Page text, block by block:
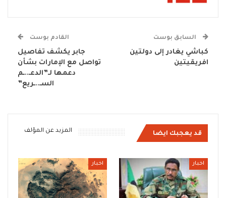
السابق بوست
كباشي يغادر إلى دولتين
افريقيتين
القادم بوست
جابر يكشف تفاصيل
تواصل مع الإمارات بشأن
دعمها لـ”الدعـ..ـم
السـ..ـريع”
قد يعجبك ايضا المزيد عن المؤلف
اخبار اخبار